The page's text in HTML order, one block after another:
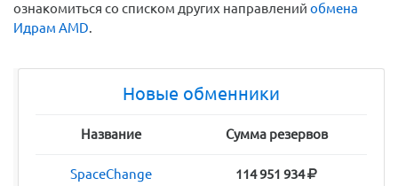
ознакомиться со списком других направлений обмена
Идрам AMD.
Новые обменники
Название Сумма резервов
SpaceChange 114 951 934